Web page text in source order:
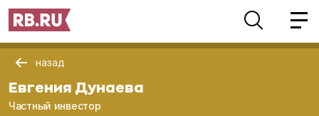
назад
Евгения Дунаева
Частный инвестор